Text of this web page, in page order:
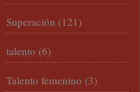
Superación (121)
talento (6)
Talento femenino (3)